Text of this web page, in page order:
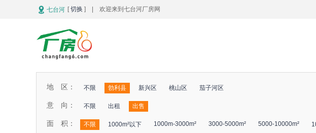
七台河 [ 切换 ] | 欢迎来到七台河厂房网
地 区： 不限 勃利县 新兴区 桃山区 茄子河区
意 向： 不限 出租 出售
面 积： 不限 1000m²以下 1000m-3000m² 3000-5000m² 5000-10000m²